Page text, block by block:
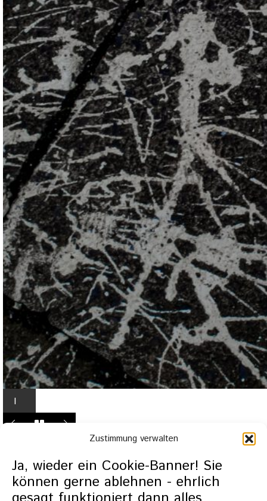
Zustimmung verwalten
Ja, wieder ein Cookie-Banner! Sie
können gerne ablehnen - ehrlich
I
n
g
h
t